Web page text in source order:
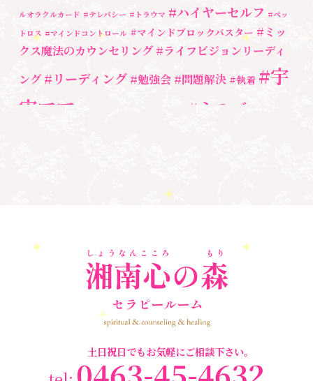
養成講座(72)
勉強会・セミナー(55)
セミナー情報(17)
ルオラクルカード #テレパシー #トラウマ #ハイヤーセルフ #ペッ
トロス #マインドコントロール #マインドブロックバスター #ミッ
クス魔法のカウンセリング #ライフビジョンリーディ
ング #リーディング #勉強会 #問題解決 #執着 #宇
宙ママ
#心のブロッ
＃イヤーリーディング
ックバスター ＃マインドブロックバ
スター養成講座 ＃マタニティーセラピー
＃心のブロック ＃超宇宙教室
土日祝日でもお気軽にご相談下さい。